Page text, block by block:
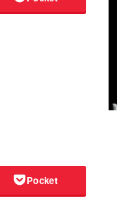
Pocket